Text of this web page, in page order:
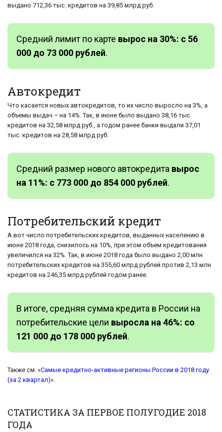
выдано 712,36 тыс. кредитов на 39,85 млрд руб.
Средний лимит по карте вырос на 30%: с 56
000 до 73 000 рублей.
Автокредит
Что касается новых автокредитов, то их число выросло на 3%, а
объемы выдач – на 14%. Так, в июне было выдано 38,16 тыс.
кредитов на 32,58 млрд руб., а годом ранее банки выдали 37,01
тыс. кредитов на 28,58 млрд руб.
Средний размер нового автокредита вырос
на 11%: с 773 000 до 854 000 рублей.
Потребительский кредит
А вот число потребительских кредитов, выданных населению в
июне 2018 года, снизилось на 10%, при этом объем кредитования
увеличился на 32%. Так, в июне 2018 года было выдано 2,00 млн
потребительских кредитов на 355,60 млрд рублей против 2,13 млн
кредитов на 246,35 млрд рублей годом ранее.
В итоге, средняя сумма кредита в России на
потребительские цели выросла на 46%: со
121 000 до 178 000 рублей.
Также см. «Самые кредитно-активные регионы России в 2018 году
(за 2 квартал)».
СТАТИСТИКА ЗА ПЕРВОЕ ПОЛУГОДИЕ 2018
ГОДА